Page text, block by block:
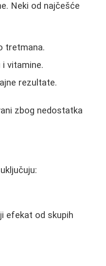
Neki od najčešće
tretmana.
vitamine.
rezultate.
zbog nedostatka
efekat od skupih